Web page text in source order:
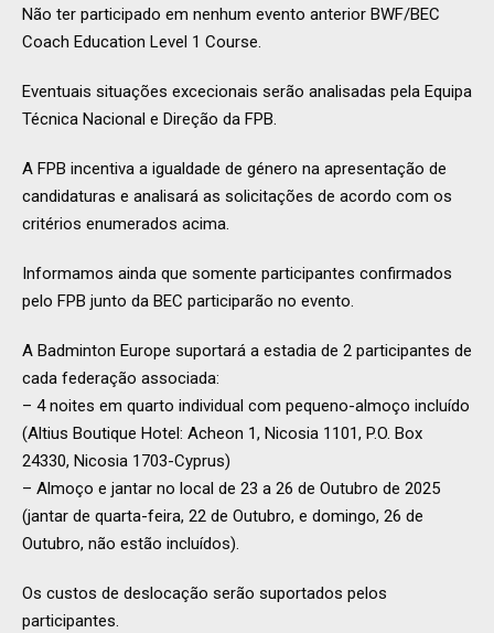
Não ter participado em nenhum evento anterior BWF/BEC
Coach Education Level 1 Course.
Eventuais situações excecionais serão analisadas pela Equipa
Técnica Nacional e Direção da FPB.
A FPB incentiva a igualdade de género na apresentação de
candidaturas e analisará as solicitações de acordo com os
critérios enumerados acima.
Informamos ainda que somente participantes confirmados
pelo FPB junto da BEC participarão no evento.
A Badminton Europe suportará a estadia de 2 participantes de
cada federação associada:
– 4 noites em quarto individual com pequeno-almoço incluído
(Altius Boutique Hotel: Acheon 1, Nicosia 1101, P.O. Box
24330, Nicosia 1703-Cyprus)
– Almoço e jantar no local de 23 a 26 de Outubro de 2025
(jantar de quarta-feira, 22 de Outubro, e domingo, 26 de
Outubro, não estão incluídos).
Os custos de deslocação serão suportados pelos
participantes.